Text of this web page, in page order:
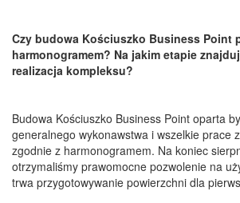
Czy budowa Kościuszko Business Point
harmonogramem? Na jakim etapie
realizacja kompleksu?
Budowa Kościuszko Business Point oparta
generalnego wykonawstwa i wszelkie prace
zgodnie z harmonogramem. Na koniec
otrzymaliśmy prawomocne pozwolenie na
trwa przygotowywanie powierzchni dla